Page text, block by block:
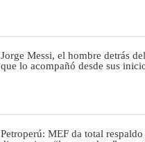
Jorge Messi, el hombre detrás
que lo acompañó desde sus
Petroperú: MEF da total